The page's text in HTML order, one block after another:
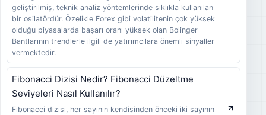
geliştirilmiş, teknik analiz yöntemlerinde sıklıkla kullanılan
bir osilatördür. Özelikle Forex gibi volatilitenin çok yüksek
olduğu piyasalarda başarı oranı yüksek olan Bolinger
Bantlarının trendlerle ilgili de yatırımcılara önemli sinyaller
vermektedir.
Fibonacci Dizisi Nedir? Fibonacci Düzeltme
Seviyeleri Nasıl Kullanılır?
Fibonacci dizisi, her sayının kendisinden önceki iki sayının